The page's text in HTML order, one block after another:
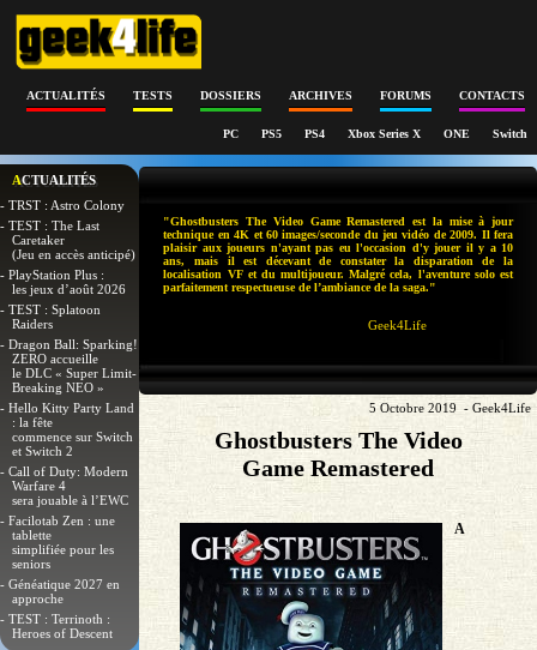
ACTUALITÉS TESTS DOSSIERS ARCHIVES FORUMS CONTACTS
PC PS5 PS4 Xbox Series X ONE Switch
ACTUALITÉS
- TRST : Astro Colony
- TEST : The Last
Caretaker
(Jeu en accès anticipé)
- PlayStation Plus :
les jeux d’août 2026
- TEST : Splatoon
Raiders
- Dragon Ball: Sparking!
ZERO accueille
le DLC « Super Limit-
Breaking NEO »
- Hello Kitty Party Land
: la fête
commence sur Switch
et Switch 2
- Call of Duty: Modern
Warfare 4
sera jouable à l’EWC
- Facilotab Zen : une
tablette
simplifiée pour les
seniors
- Généatique 2027 en
approche
- TEST : Terrinoth :
Heroes of Descent
"Ghostbusters The Video Game Remastered est la mise à jour
technique en 4K et 60 images/seconde du jeu vidéo de 2009. Il fera
plaisir aux joueurs n'ayant pas eu l'occasion d'y jouer il y a 10
ans, mais il est décevant de constater la disparation de la
localisation VF et du multijoueur. Malgré cela, l'aventure solo est
parfaitement respectueuse de l’ambiance de la saga."
Geek4Life
5 Octobre 2019 - Geek4Life
Ghostbusters The Video
Game Remastered
A